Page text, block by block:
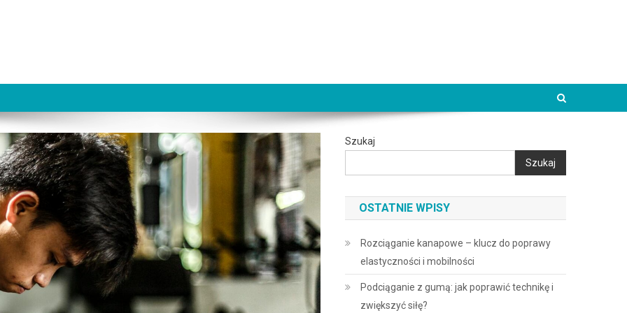
Szukaj
Szukaj
OSTATNIE WPISY
Rozciąganie kanapowe – klucz do poprawy
elastyczności i mobilności
Podciąganie z gumą: jak poprawić technikę i
zwiększyć siłę?